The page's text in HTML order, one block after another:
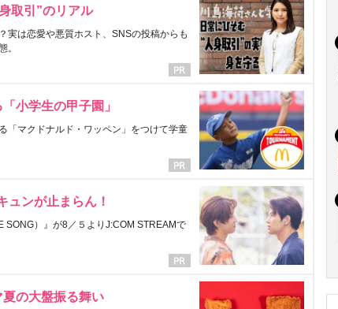
取引”のリアル
実は恋愛や悪質ホスト、SNSの投稿からも
。
小学生の甲子園」
「マクドナルド・ワッペン」をつけて学童
ュンが止まらん！
SONG）』が8／５よりJ:COM STREAMで
の大盤振る舞い